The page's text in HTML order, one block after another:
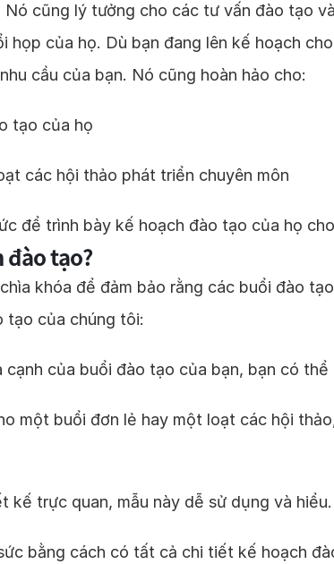
cũng lý tưởng cho các tư vấn đào tạo
họp của họ. Dù bạn đang lên kế hoạch
cầu của bạn. Nó cũng hoàn hảo cho:
tạo của họ
các hội thảo phát triển chuyên môn
để trình bày kế hoạch đào tạo của họ
đào tạo?
khóa để đảm bảo rằng các buổi đào
tạo của chúng tôi:
của buổi đào tạo của bạn, bạn có
một buổi đơn lẻ hay một loạt các hội
trực quan, mẫu này dễ sử dụng và hiểu.
bằng cách có tất cả chi tiết kế hoạch